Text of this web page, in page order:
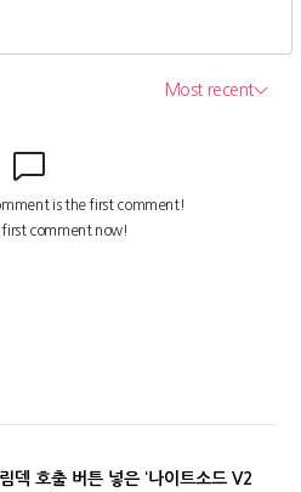
덱 호출 버튼 넣은 ‘나이트소드 V2